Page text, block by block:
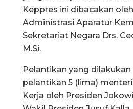
Keppres ini dibacakan
Administrasi Aparatur
Sekretariat Negara Drs.
M.Si.
Pelantikan yang
pelantikan 5 (lima)
Kerja oleh Presiden